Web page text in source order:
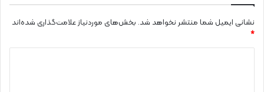
نشانی ایمیل شما منتشر نخواهد شد. بخش‌های موردنیاز علامت‌گذاری شده‌اند
*